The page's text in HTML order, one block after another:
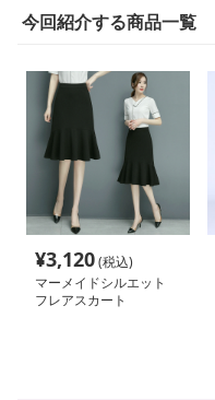
今回紹介する商品一覧
¥3,120(税込)
マーメイドシルエット
フレアスカート